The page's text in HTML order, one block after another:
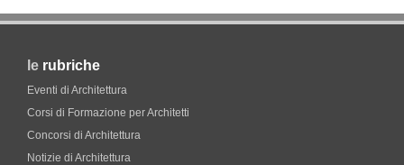
le rubriche
Eventi di Architettura
Corsi di Formazione per Architetti
Concorsi di Architettura
Notizie di Architettura